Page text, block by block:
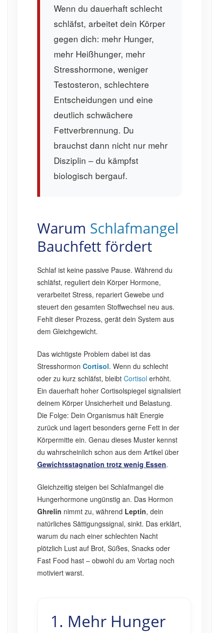
Wenn du dauerhaft schlecht
schläfst, arbeitet dein Körper
gegen dich: mehr Hunger,
mehr Heißhunger, mehr
Stresshormone, weniger
Testosteron, schlechtere
Entscheidungen und eine
deutlich schwächere
Fettverbrennung. Du
brauchst dann nicht nur mehr
Disziplin – du kämpfst
biologisch bergauf.
Warum Schlafmangel
Bauchfett fördert
Schlaf ist keine passive Pause. Während du
schläfst, reguliert dein Körper Hormone,
verarbeitet Stress, repariert Gewebe und
steuert den gesamten Stoffwechsel neu aus.
Fehlt dieser Prozess, gerät dein System aus
dem Gleichgewicht.
Das wichtigste Problem dabei ist das
Stresshormon Cortisol. Wenn du schlecht
oder zu kurz schläfst, bleibt Cortisol erhöht.
Ein dauerhaft hoher Cortisolspiegel signalisiert
deinem Körper Unsicherheit und Belastung.
Die Folge: Dein Organismus hält Energie
zurück und lagert besonders gerne Fett in der
Körpermitte ein. Genau dieses Muster kennst
du wahrscheinlich schon aus dem Artikel über
Gewichtsstagnation trotz wenig Essen.
Gleichzeitig steigen bei Schlafmangel die
Hungerhormone ungünstig an. Das Hormon
Ghrelin nimmt zu, während Leptin, dein
natürliches Sättigungssignal, sinkt. Das erklärt,
warum du nach einer schlechten Nacht
plötzlich Lust auf Brot, Süßes, Snacks oder
Fast Food hast – obwohl du am Vortag noch
motiviert warst.
1. Mehr Hunger